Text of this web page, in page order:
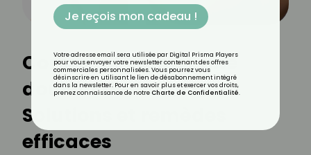
Comment calmer une
douleur dentaire ?
Solutions et remèdes
efficaces
Je reçois mon cadeau !
Votre adresse email sera utilisée par Digital Prisma Players
pour vous envoyer votre newsletter contenant des offres
commerciales personnalisées. Vous pourrez vous
désinscrire en utilisant le lien de désabonnement intégré
dans la newsletter. Pour en savoir plus et exercer vos droits,
prenez connaissance de notre Charte de Confidentialité.